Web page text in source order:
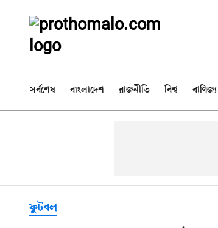
সর্বশেষ বাংলাদেশ রাজনীতি বিশ্ব বাণিজ্য
ফুটবল